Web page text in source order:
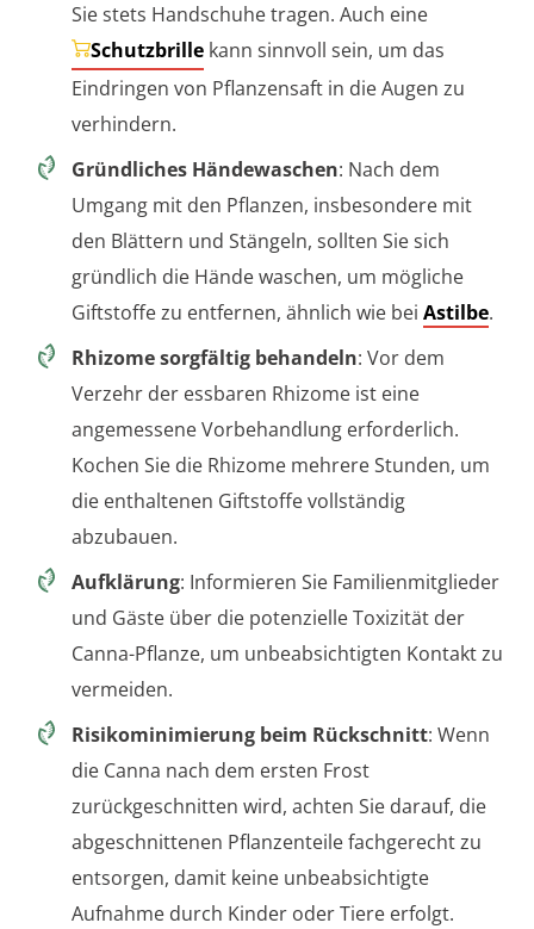
Sie stets Handschuhe tragen. Auch eine
Schutzbrille kann sinnvoll sein, um das
Eindringen von Pflanzensaft in die Augen zu
verhindern.
Gründliches Händewaschen: Nach dem
Umgang mit den Pflanzen, insbesondere mit
den Blättern und Stängeln, sollten Sie sich
gründlich die Hände waschen, um mögliche
Giftstoffe zu entfernen, ähnlich wie bei Astilbe.
Rhizome sorgfältig behandeln: Vor dem
Verzehr der essbaren Rhizome ist eine
angemessene Vorbehandlung erforderlich.
Kochen Sie die Rhizome mehrere Stunden, um
die enthaltenen Giftstoffe vollständig
abzubauen.
Aufklärung: Informieren Sie Familienmitglieder
und Gäste über die potenzielle Toxizität der
Canna-Pflanze, um unbeabsichtigten Kontakt zu
vermeiden.
Risikominimierung beim Rückschnitt: Wenn
die Canna nach dem ersten Frost
zurückgeschnitten wird, achten Sie darauf, die
abgeschnittenen Pflanzenteile fachgerecht zu
entsorgen, damit keine unbeabsichtigte
Aufnahme durch Kinder oder Tiere erfolgt.